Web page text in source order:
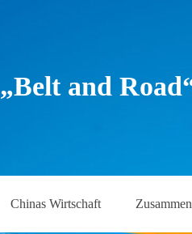
„Belt and
Chinas Wirtschaft